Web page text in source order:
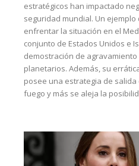
estratégicos han impactado
seguridad mundial. Un
enfrentar la situación en el
conjunto de Estados Unidos e
demostración de
planetarios. Además, su
posee una estrategia de
fuego y más se aleja la